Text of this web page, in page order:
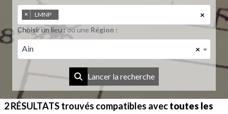
×
× LMNP
Choisir un lieu :ou une Région :
×
Ain
Lancer la recherche
2 RÉSULTATStrouvés compatibles avectoutes les